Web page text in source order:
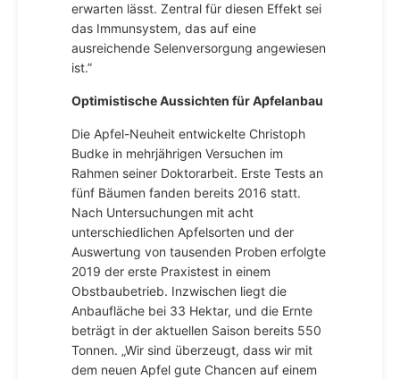
erwarten lässt. Zentral für diesen Effekt sei
das Immunsystem, das auf eine
ausreichende Selenversorgung angewiesen
ist.”
Optimistische Aussichten für Apfelanbau
Die Apfel-Neuheit entwickelte Christoph
Budke in mehrjährigen Versuchen im
Rahmen seiner Doktorarbeit. Erste Tests an
fünf Bäumen fanden bereits 2016 statt.
Nach Untersuchungen mit acht
unterschiedlichen Apfelsorten und der
Auswertung von tausenden Proben erfolgte
2019 der erste Praxistest in einem
Obstbaubetrieb. Inzwischen liegt die
Anbaufläche bei 33 Hektar, und die Ernte
beträgt in der aktuellen Saison bereits 550
Tonnen. „Wir sind überzeugt, dass wir mit
dem neuen Apfel gute Chancen auf einem